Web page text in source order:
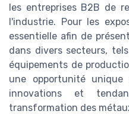
les entreprises B2B de
l'industrie. Pour les
essentielle afin de
dans divers secteurs,
équipements de
une opportunité
innovations et
transformation des